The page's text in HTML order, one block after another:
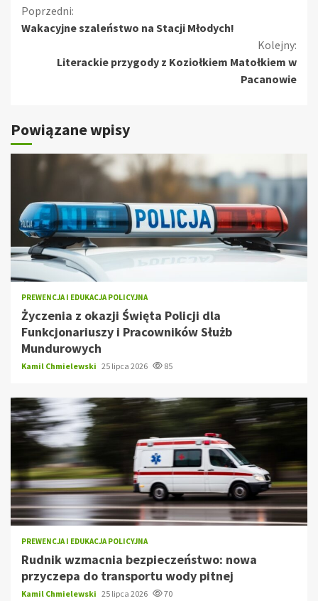
Kontynuuj
czytanie
Poprzedni:
Wakacyjne szaleństwo na Stacji Młodych!
Kolejny:
Literackie przygody z Koziołkiem Matołkiem w
Pacanowie
Powiązane wpisy
PREWENCJA I EDUKACJA POLICYJNA
Życzenia z okazji Święta Policji dla
Funkcjonariuszy i Pracowników Służb
Mundurowych
Kamil Chmielewski 25 lipca 2026 85
PREWENCJA I EDUKACJA POLICYJNA
Rudnik wzmacnia bezpieczeństwo: nowa
przyczepa do transportu wody pitnej
Kamil Chmielewski 25 lipca 2026 70